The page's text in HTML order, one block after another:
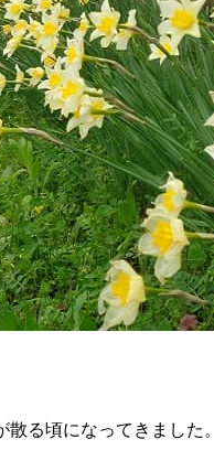
る頃になってきました。